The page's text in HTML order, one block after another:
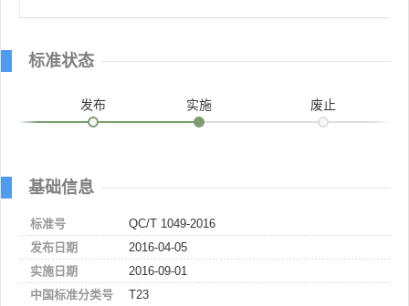
标准状态
发布 实施 废止
基础信息
标准号
QC/T 1049-2016
发布日期
2016-04-05
实施日期
2016-09-01
中国标准分类号
T23